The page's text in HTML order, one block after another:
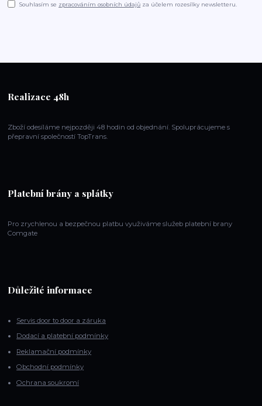
Souhlasím se zpracováním osobních údajů za účelem rozesílky newsletteru.
Realizace 48h
Zboží odesíláme nejpozději 48 hodin od objednání. Spoluprácujeme s
přepravní společností TopTrans.
Platební brány a splátky
Pro zrychlenou a bezpečnou platbu využiváme služeb platební brany
Comgate
Důležité informace
Servis door to door a záruka
Dodací a platební podmínky
Reklamační podmínky
Obchodní podmínky
Ochrana soukromí